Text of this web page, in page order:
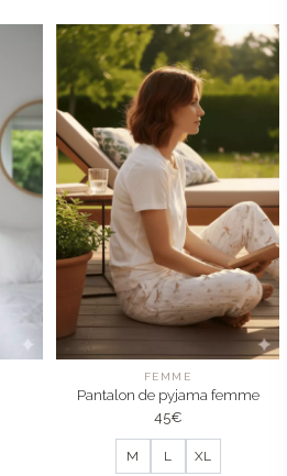
FEMME
Pantalon de pyjama femme
45€
M L XL